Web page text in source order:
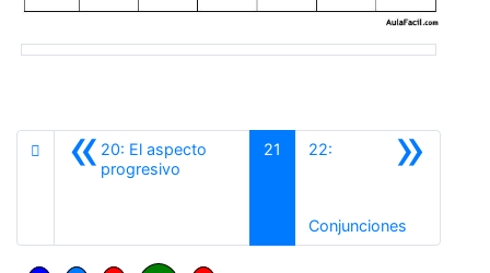
«20: El aspecto
progresivo
21 »
22:
ConjuncionesSiguiente